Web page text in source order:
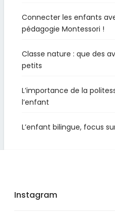
Connecter les enfants
pédagogie Montessori !
Classe nature : que des
petits
L’importance de la
l’enfant
L’enfant bilingue, focus
Instagram